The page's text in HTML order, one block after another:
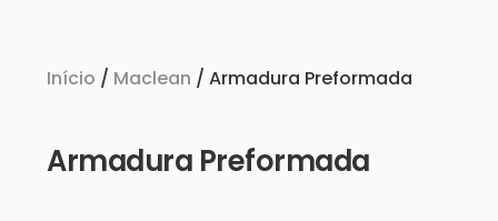
Início / Maclean / Armadura Preformada
Armadura Preformada